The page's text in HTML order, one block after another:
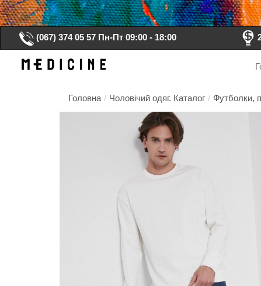
(067) 374 05 57 Пн-Пт 09:00 - 18:00
Головна / Чоловічий одяг. Каталог / Футболки,